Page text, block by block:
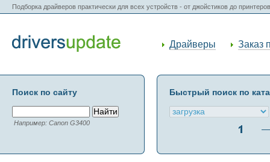
Подборка драйверов практически для всех устройств - от джойстиков до
Драйверы Заказ
Поиск по сайту
Например: Canon G3400
Быстрый поиск по